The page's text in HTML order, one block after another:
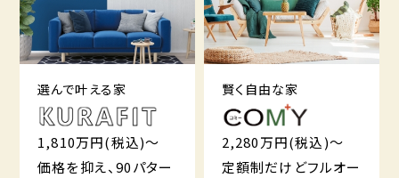
選んで叶える家
1,810万円(税込)～
価格を抑え、90パター
賢く自由な家
2,280万円(税込)～
定額制だけどフルオー